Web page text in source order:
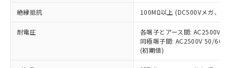
絶縁抵抗 100MΩ以上 (DC500Vメガ、点
耐電圧
各端子とアース間: AC2500V
同極端子間: AC2500V 50/
(初期値)
在庫状況および標準価格照会結果は、
記載している更新日時点での社内デー
タに基づき作成されるものであり、閲
覧された時点での実際の在庫および標
準価格とは異なる場合があることをご
むを得ず変更することがあります。
鉛(Pb) 1000ppm以下、 水銀(Hg) 1000ppm以下、 カド
六価クロム(Cr(Ⅵ)) 1000ppm以下、ポリ臭化ビフェニル
類(PBB) 1000ppm以下、ポリ臭化ジフェニルエーテル類
(PBDE) 1000ppm以下、フタル酸ビス(2-エチルヘキシ
い合わせください。
*中国RoHS10物質の基準値 (GB/T26572)：
Pb(鉛) :1000ppm、 Hg(水銀) : 1000ppm、 Cd(カドミウ
Cr(Ⅵ)(六価クロム) : 1000ppm、 PBBs(ポリ臭化ビフェ
為替および外国貿易法に定める商品
（以下｢規制貨物等」という）を輸出
国政府の輸出許可(または役務取引許
可)を取得するなどの必要な手続きを